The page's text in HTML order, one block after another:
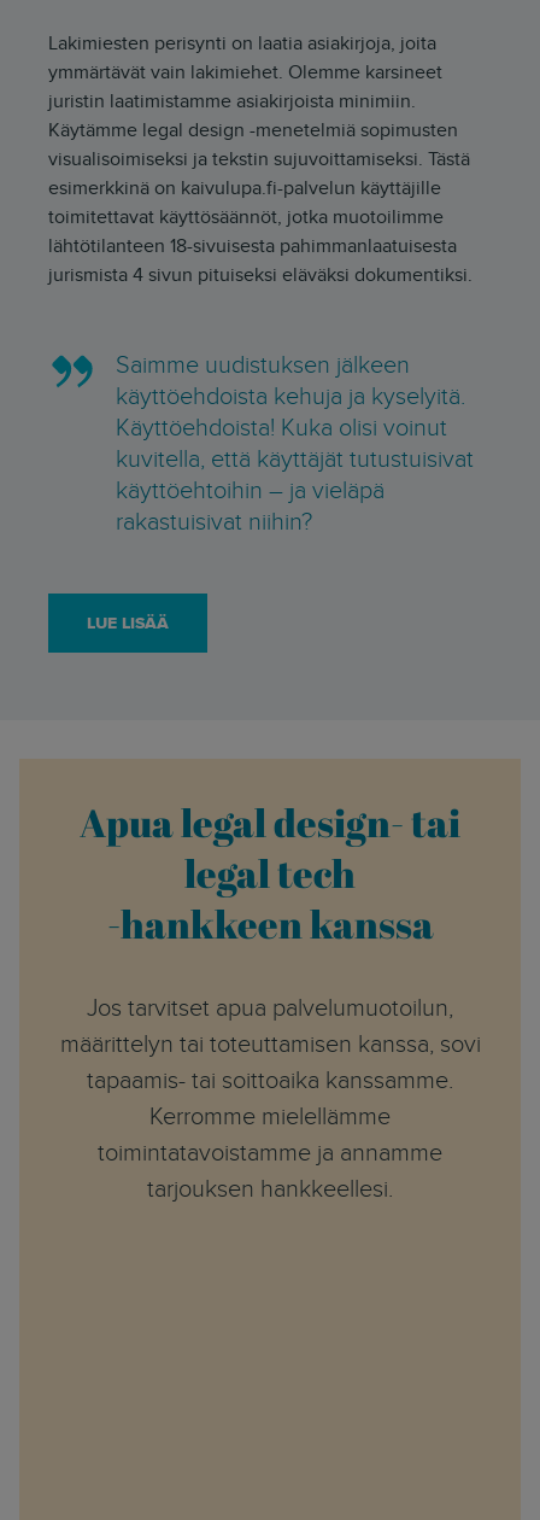
Lakimiesten perisynti on laatia asiakirjoja, joita
ymmärtävät vain lakimiehet. Olemme karsineet
juristin laatimistamme asiakirjoista minimiin.
Käytämme legal design -menetelmiä sopimusten
visualisoimiseksi ja tekstin sujuvoittamiseksi. Tästä
esimerkkinä on kaivulupa.fi-palvelun käyttäjille
toimitettavat käyttösäännöt, jotka muotoilimme
lähtötilanteen 18-sivuisesta pahimmanlaatuisesta
jurismista 4 sivun pituiseksi eläväksi dokumentiksi.
Saimme uudistuksen jälkeen
käyttöehdoista kehuja ja kyselyitä.
Käyttöehdoista! Kuka olisi voinut
kuvitella, että käyttäjät tutustuisivat
käyttöehtoihin – ja vieläpä
rakastuisivat niihin?
LUE LISÄÄ
Apua legal design- tai
legal tech
-hankkeen kanssa
Jos tarvitset apua palvelumuotoilun,
määrittelyn tai toteuttamisen kanssa, sovi
tapaamis- tai soittoaika kanssamme.
Kerromme mielellämme
toimintatavoistamme ja annamme
tarjouksen hankkeellesi.